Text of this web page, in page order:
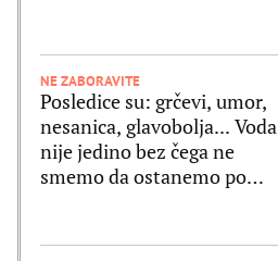
NE ZABORAVITE
Posledice su: grčevi, umor,
nesanica, glavobolja... Voda
nije jedino bez čega ne
smemo da ostanemo po